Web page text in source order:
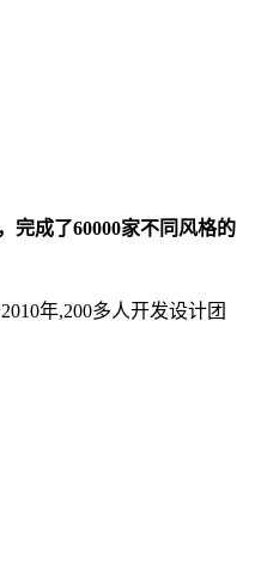
完成了60000家不同风格的
年,200多人开发设计团